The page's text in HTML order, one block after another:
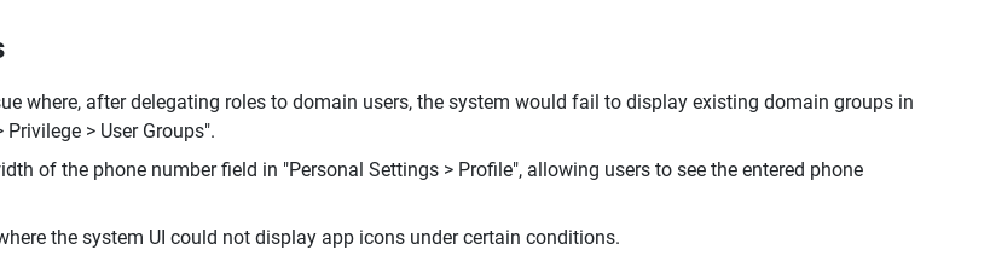
where, after delegating roles to domain users, the system would fail to display existing domain groups in
Privilege > User Groups".
of the phone number field in "Personal Settings > Profile", allowing users to see the entered phone
the system UI could not display app icons under certain conditions.